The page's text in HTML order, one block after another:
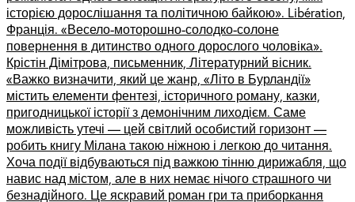
історією дорослішання та політичною байкою». Libération,
Франція. «Весело-моторошно-солодко-солоне
повернення в дитинство одного дорослого чоловіка».
Крістін Дімітрова, письменник, Літературний вісник.
«Важко визначити, який це жанр, «Літо в Бурландії»
містить елементи фентезі, історичного роману, казки,
пригодницької історії з демонічним лиходієм. Саме
можливість утечі –– цей світлий особистий горизонт ––
робить книгу Мілана такою ніжною і легкою до читання.
Хоча події відбуваються під важкою тінню дирижабля, що
навис над містом, але в них немає нічого страшного чи
безнадійного. Це яскравий роман гри та приборкання